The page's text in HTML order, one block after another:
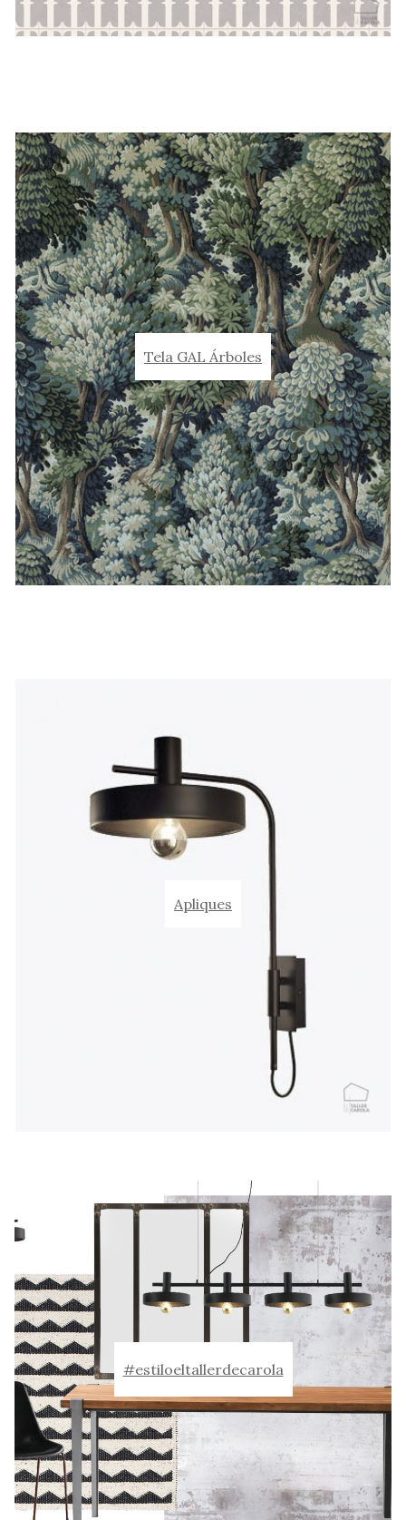
Tela GAL Árboles
Apliques
#estiloeltallerdecarola